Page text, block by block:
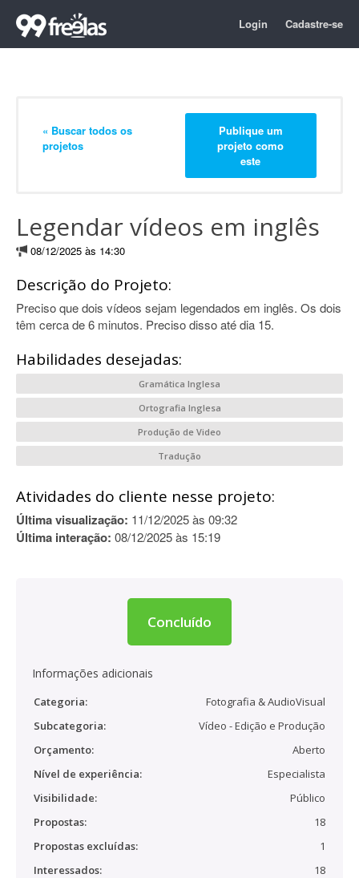
Login Cadastre-se
« Buscar todos os
projetos
Publique um
projeto como
este
Legendar vídeos em inglês
08/12/2025 às 14:30
Descrição do Projeto:
Preciso que dois vídeos sejam legendados em inglês. Os dois
têm cerca de 6 minutos. Preciso disso até dia 15.
Habilidades desejadas:
Gramática Inglesa
Ortografia Inglesa
Produção de Video
Tradução
Atividades do cliente nesse projeto:
Última visualização: 11/12/2025 às 09:32
Última interação: 08/12/2025 às 15:19
Concluído
Informações adicionais
Categoria:
Fotografia & AudioVisual
Subcategoria:
Vídeo - Edição e Produção
Orçamento:
Aberto
Nível de experiência:
Especialista
Visibilidade:
Público
Propostas:
18
Propostas excluídas:
1
Interessados:
18